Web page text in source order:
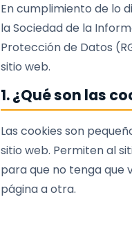
En cumplimiento de lo
la Sociedad de la
Protección de Datos
sitio web.
1. ¿Qué son las
Las cookies son
sitio web. Permiten al
para que no tenga que
página a otra.